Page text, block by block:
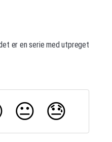
er en serie med utpreget
😐 😓